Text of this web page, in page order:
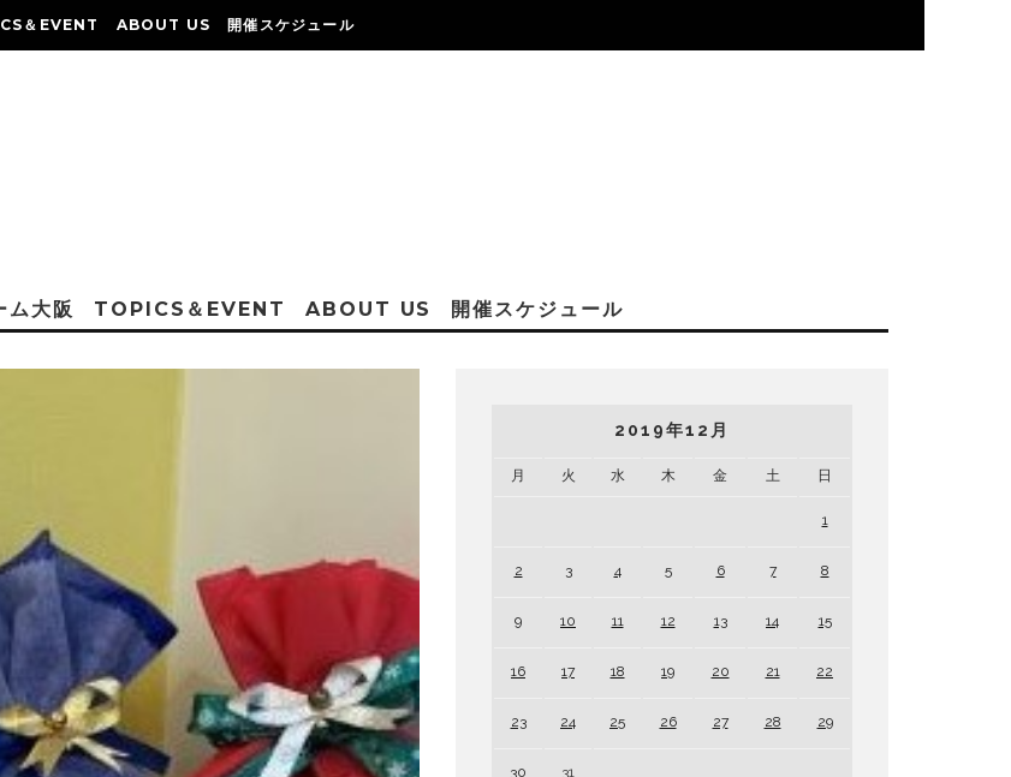
＆EVENT ABOUT US 開催スケジュール
ム大阪 TOPICS＆EVENT ABOUT US 開催スケジュール
2019年12月
月 火 水 木 金 土 日
1
2 3 4 5 6 7 8
9 10 11 12 13 14 15
16 17 18 19 20 21 22
23 24 25 26 27 28 29
30 31